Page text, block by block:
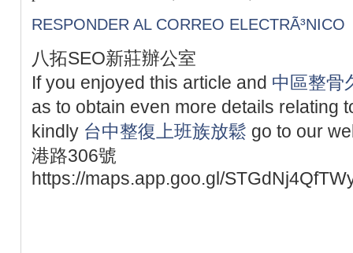
RESPONDER AL CORREO ELECTRÃ³NICO
八拓SEO新莊辦公室
If you enjoyed this article and 中區整骨
as to obtain even more details relating
kindly 台中整復上班族放鬆 go to our
港路306號
https://maps.app.goo.gl/